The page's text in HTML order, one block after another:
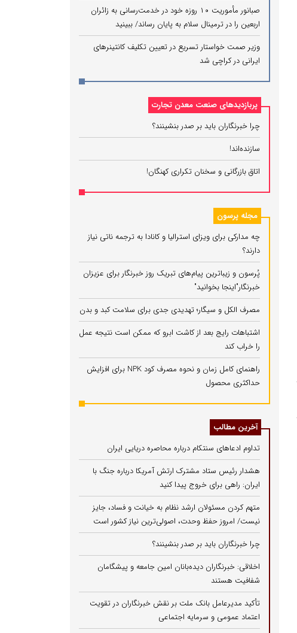
صبانور مأموریت ۱۰ روزه خود در خدمت‌رسانی به زائران
اربعین را در ترمینال سلام به پایان رساند/ ببینید
وزیر صمت خواستار تسریع در تعیین تکلیف کانتینرهای
ایرانی در کراچی شد
پربازدیدهای صنعت معدن تجارت
چرا خبرنگاران باید بر صدر بنشینند؟
سازنده‌اند!
اتاق بازرگانی و سخنان تکراری کهنگان!
مجله پرسون
چه مدارکی برای ویزای استرالیا و کانادا به ترجمه ناتی نیاز
دارند؟
پُرسون و زیباترین پیام‌های تبریک روز خبرنگار برای عزیزان
خبرنگار"اینجا بخوانید"
مصرف الکل و سیگار؛ تهدیدی جدی برای سلامت کبد و بدن
اشتباهات رایج بعد از کاشت ابرو که ممکن است نتیجه عمل
را خراب کند
راهنمای کامل زمان و نحوه مصرف کود NPK برای افزایش
حداکثری محصول
آخرین مطالب
تداوم ادعاهای سنتکام درباره محاصره دریایی ایران
هشدار رئیس ستاد مشترک ارتش آمریکا درباره جنگ با
ایران: راهی برای خروج پیدا کنید
متهم کردن مسئولان ارشد نظام به خیانت و فساد، جایز
نیست/ امروز حفظ وحدت، اصولی‌ترین نیاز کشور است
چرا خبرنگاران باید بر صدر بنشینند؟
اخلاقی: خبرنگاران دیده‌بانان امین جامعه و پیشگامان
شفافیت هستند
تأکید مدیرعامل بانک ملت بر نقش خبرنگاران در تقویت
اعتماد عمومی و سرمایه اجتماعی